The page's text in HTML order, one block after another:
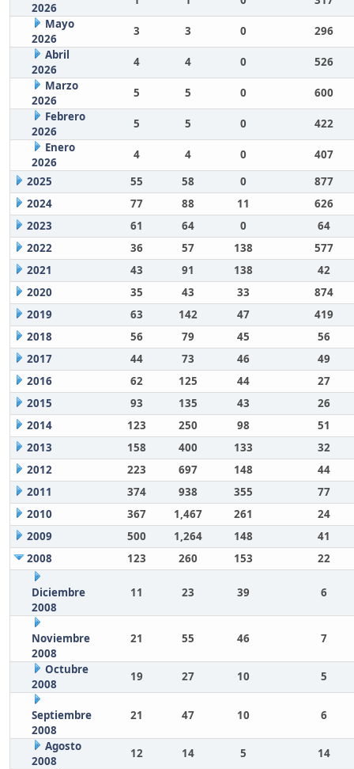
2026
Mayo
2026
3 3 0
296
Abril
2026
4 4 0
526
Marzo
2026
5 5 0
600
Febrero
2026
5 5 0
422
Enero
2026
4 4 0
407
2025
55 58 0
877
2024
77 88 11
626
2023
61 64 0
64
2022
36 57 138
577
2021
43 91 138
42
2020
35 43 33
874
2019
63 142 47
419
2018
56 79 45
56
2017
44 73 46
49
2016
62 125 44
27
2015
93 135 43
26
2014
123 250 98
51
2013
158 400 133
32
2012
223 697 148
44
2011
374 938 355
77
2010
367 1,467 261
24
2009
500 1,264 148
41
2008
123 260 153 22
Diciembre
2008
11 23 39 6
Noviembre
2008
21 55 46 7
Octubre
2008
19 27 10 5
Septiembre
2008
21 47 10 6
Agosto
2008
12 14 5
14